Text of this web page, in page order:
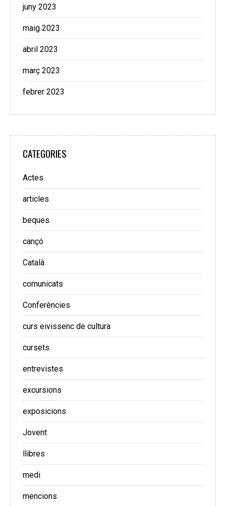
juny 2023
maig 2023
abril 2023
març 2023
febrer 2023
CATEGORIES
Actes
articles
beques
cançó
Català
comunicats
Conferències
curs eivissenc de cultura
cursets
entrevistes
excursions
exposicions
Jovent
llibres
medi
mencions